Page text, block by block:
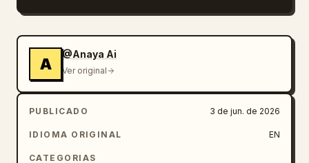
camadas.
Textura de pele ultrarrealista, estética
sutil, profundidade cinematográfica, sombras
elegantes, gradação de cores refinada, estilo
moderno com inspiração retrô, composição de
A
@Anaya Ai
Ver original
PUBLICADO 3 de jun. de 2026
IDIOMA ORIGINAL EN
CATEGORIAS